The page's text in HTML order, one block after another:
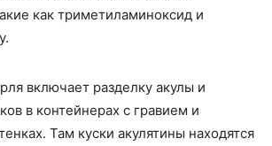
как триметиламиноксид и
включает разделку акулы и
в контейнерах с гравием и
Там куски акулятины находятся